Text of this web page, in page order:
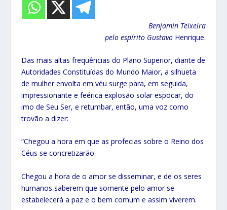
Benjamin Teixeira
pelo espírito Gustavo Henrique.
Das mais altas freqüências do Plano Superior, diante de
Autoridades Constituídas do Mundo Maior, a silhueta
de mulher envolta em véu surge para, em seguida,
impressionante e feérica explosão solar espocar, do
imo de Seu Ser, e retumbar, então, uma voz como
trovão a dizer:
“Chegou a hora em que as profecias sobre o Reino dos
Céus se concretizarão.
Chegou a hora de o amor se disseminar, e de os seres
humanos saberem que somente pelo amor se
estabelecerá a paz e o bem comum e assim viverem.